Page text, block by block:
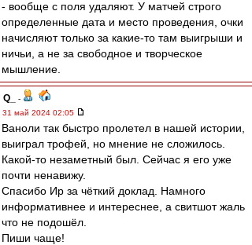
- вообще с поля удаляют. У матчей строго
определенные дата и место проведения, очки
начисляют только за какие-то там выигрыши и
ничьи, а не за свободное и творческое
мышление.
Q_
-
31 май 2024 02:05
Ваноли так быстро пролетел в нашей истории,
выиграл трофей, но мнение не сложилось.
Какой-то незаметный был. Сейчас я его уже
почти ненавижу.
Спасибо Ир за чёткий доклад. Намного
информативнее и интереснее, а свитшот жаль
что не подошёл.
Пиши чаще!